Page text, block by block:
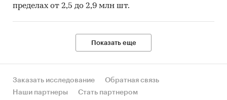
пределах от 2,5 до 2,9 млн шт.
Показать еще
Заказать исследование
Обратная связь
Наши партнеры
Стать партнером